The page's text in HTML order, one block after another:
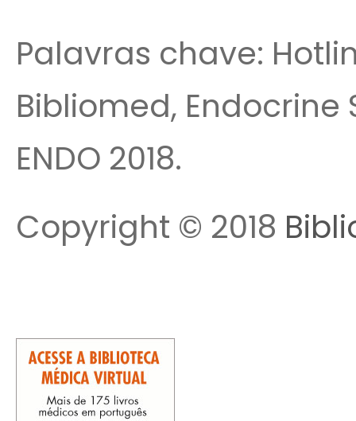
Palavras chave:
Bibliomed,
ENDO 2018.
Copyright © 2018